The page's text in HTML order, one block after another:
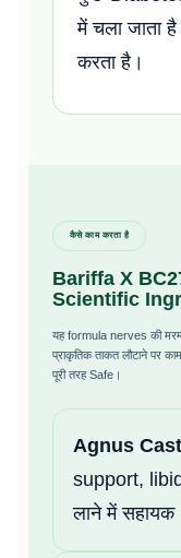
में चला जाता
करता है।
कैसे काम करता है
Bariffa X
Scientific
यह formula nerves की
प्राकृतिक ताकत लौटाने पर
पूरी तरह Safe।
Agnus
support,
लाने में सहायक